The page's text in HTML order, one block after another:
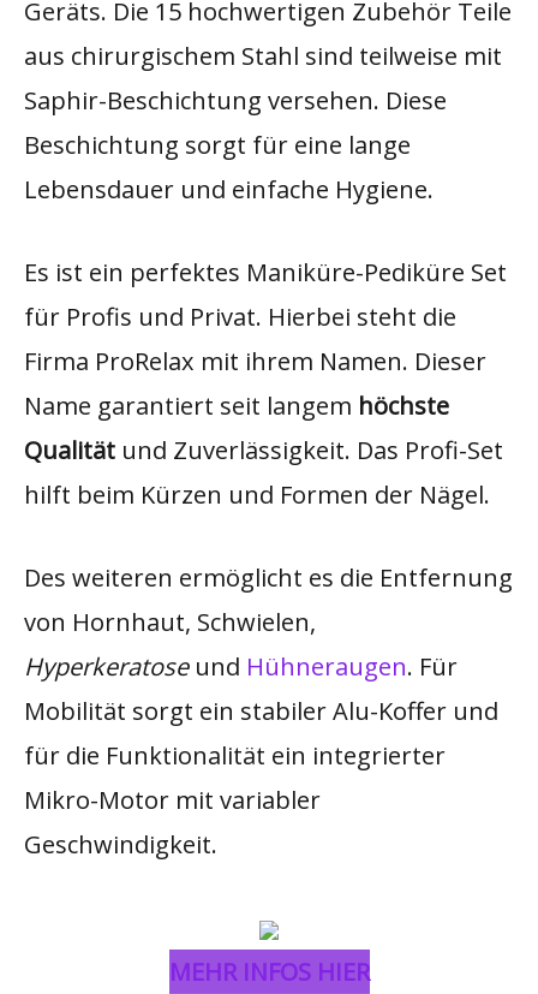
Geräts. Die 15 hochwertigen Zubehör Teile
aus chirurgischem Stahl sind teilweise mit
Saphir-Beschichtung versehen. Diese
Beschichtung sorgt für eine lange
Lebensdauer und einfache Hygiene.
Es ist ein perfektes Maniküre-Pediküre Set
für Profis und Privat. Hierbei steht die
Firma ProRelax mit ihrem Namen. Dieser
Name garantiert seit langem höchste
Qualität und Zuverlässigkeit. Das Profi-Set
hilft beim Kürzen und Formen der Nägel.
Des weiteren ermöglicht es die Entfernung
von Hornhaut, Schwielen,
Hyperkeratose und Hühneraugen. Für
Mobilität sorgt ein stabiler Alu-Koffer und
für die Funktionalität ein integrierter
Mikro-Motor mit variabler
Geschwindigkeit.
MEHR INFOS HIER